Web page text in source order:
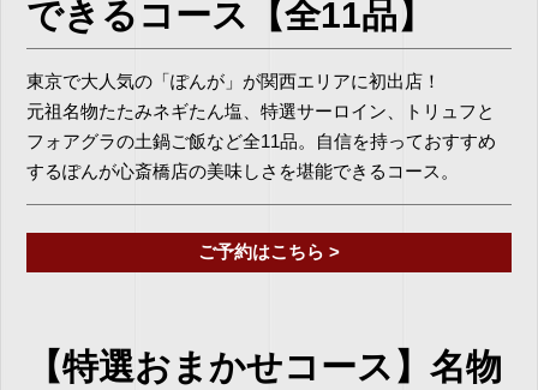
できるコース【全11品】
東京で大人気の「ぽんが」が関西エリアに初出店！
元祖名物たたみネギたん塩、特選サーロイン、トリュフと
フォアグラの土鍋ご飯など全11品。自信を持っておすすめ
するぽんが心斎橋店の美味しさを堪能できるコース。
ご予約はこちら >
【特選おまかせコース】名物